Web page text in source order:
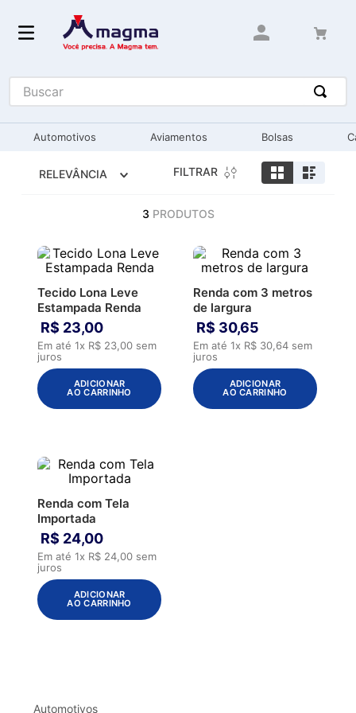
Buscar
Automotivos Aviamentos Bolsas
RELEVÂNCIA FILTRAR
3 PRODUTOS
Tecido Lona Leve
Estampada Renda
R$ 23,00
Em até1x R$ 23,00 sem
juros
ADICIONAR
AO CARRINHO
Renda com 3 metros
de largura
R$ 30,65
Em até 1x R$ 30,64 sem
juros
ADICIONAR
AO CARRINHO
Renda com Tela
Importada
R$ 24,00
Em até1x R$ 24,00 sem
juros
ADICIONAR
AO CARRINHO
Automotivos